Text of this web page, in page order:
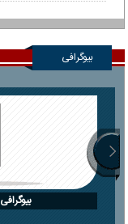
بیوگرافی